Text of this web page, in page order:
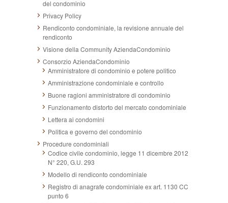
del condominio
Privacy Policy
Rendiconto condominiale, la revisione annuale del
rendiconto
Visione della Community AziendaCondominio
Consorzio AziendaCondominio
Amministratore di condominio e potere politico
Amministrazione condominiale e controllo
Buone ragioni amministratore di condominio
Funzionamento distorto del mercato condominiale
Lettera ai condomini
Politica e governo del condominio
Procedure condominiali
Codice civile condominio, legge 11 dicembre 2012
N° 220, G.U. 293
Modello di rendiconto condominiale
Registro di anagrafe condominiale ex art. 1130 CC
punto 6